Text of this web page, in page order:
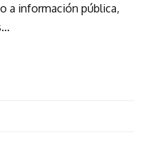
a información pública,